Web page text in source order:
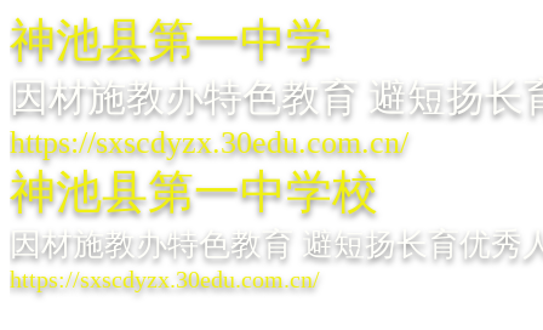
神池县第一中学
因材施教办特色教育 避短扬长
https://sxscdyzx.30edu.com.cn/
神池县第一中学校
因材施教办特色教育 避短扬长育优秀
https://sxscdyzx.30edu.com.cn/